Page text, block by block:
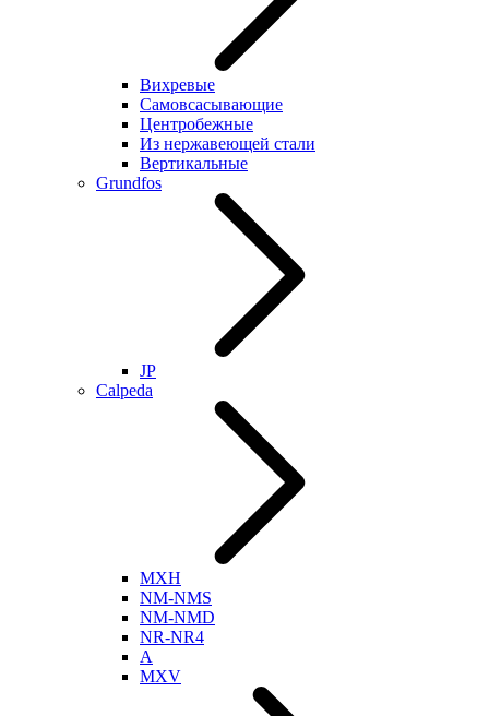
Вихревые
Самовсасывающие
Центробежные
Из нержавеющей стали
Вертикальные
Grundfos
JP
Calpeda
MXH
NM-NMS
NM-NMD
NR-NR4
A
MXV